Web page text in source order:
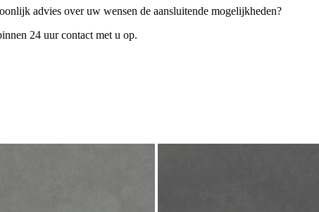
advies over uw wensen de aansluitende mogelijkheden?
24 uur contact met u op.